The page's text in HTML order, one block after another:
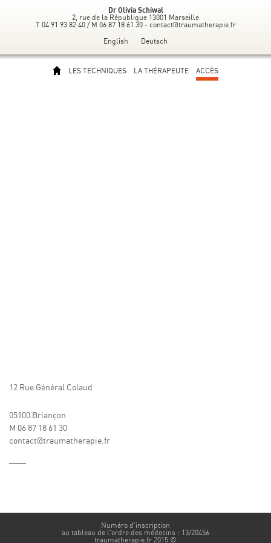
Dr Olivia Schiwal
2, rue de la République 13001 Marseille
T 04 91 93 82 40 / M 06 87 18 61 30 - contact@traumatherapie.fr
English Deutsch
LES TECHNIQUES LA THÉRAPEUTE ACCÈS
12 Rue Général Colaud
05100 Briançon
M 06 87 18 61 30
contact@traumatherapie.fr
Numéro d'inscription
au tableau de l'ordre des médecins : 13/20456
traumatherapie.fr 2015 ©